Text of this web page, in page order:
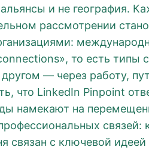
и не география.
рассмотрении
то есть типы
— через работу,
что LinkedIn Pinpoint
намекают на
связей:
связан с ключевой